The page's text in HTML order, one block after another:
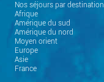
Nos séjours par destination
Afrique
Amérique du sud
Amérique du nord
Moyen orient
Europe
Asie
France